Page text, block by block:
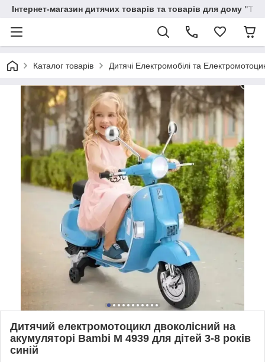
Інтернет-магазин дитячих товарів та товарів для дому
Каталог товарів Дитячі Електромобілі та
Дитячий електромотоцикл двоколісний на
акумуляторі Bambi M 4939 для дітей 3-8 років
синій